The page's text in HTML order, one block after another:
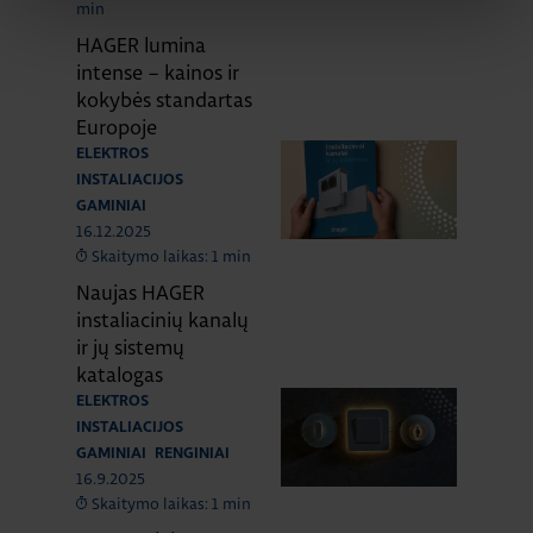
min
HAGER lumina
intense – kainos ir
kokybės standartas
Europoje
ELEKTROS
INSTALIACIJOS
GAMINIAI
16.12.2025
Skaitymo laikas: 1 min
Naujas HAGER
instaliacinių kanalų
ir jų sistemų
katalogas
ELEKTROS
INSTALIACIJOS
GAMINIAI
RENGINIAI
16.9.2025
Skaitymo laikas: 1 min